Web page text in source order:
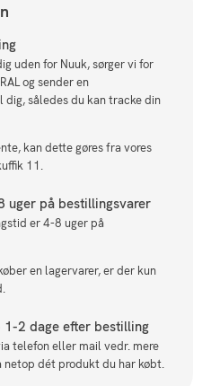
uden for Nuuk, sørger vi for
og sender en
således du kan tracke din
kan dette gøres fra vores
11.
uger på bestillingsvarer
er 4-8 uger på
en lagervarer, er der kun
2 dage efter bestilling
telefon eller mail vedr. mere
dét produkt du har købt.